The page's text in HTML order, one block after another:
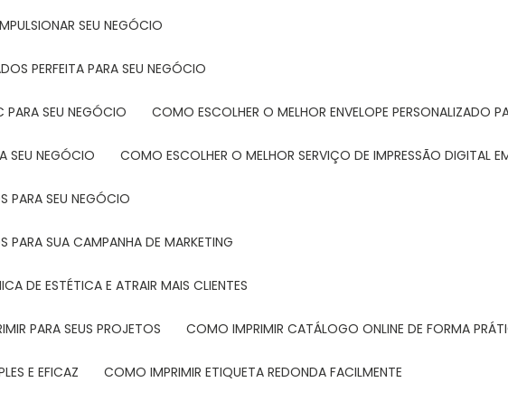
SEU NEGÓCIO
PERFEITA PARA SEU NEGÓCIO
PARA SEU NEGÓCIO COMO ESCOLHER O MELHOR ENVELOPE PERSONALIZADO
SEU NEGÓCIO COMO ESCOLHER O MELHOR SERVIÇO DE IMPRESSÃO DIGITAL
PARA SEU NEGÓCIO
PARA SUA CAMPANHA DE MARKETING
DE ESTÉTICA E ATRAIR MAIS CLIENTES
PARA SEUS PROJETOS COMO IMPRIMIR CATÁLOGO ONLINE DE FORMA
E EFICAZ COMO IMPRIMIR ETIQUETA REDONDA FACILMENTE